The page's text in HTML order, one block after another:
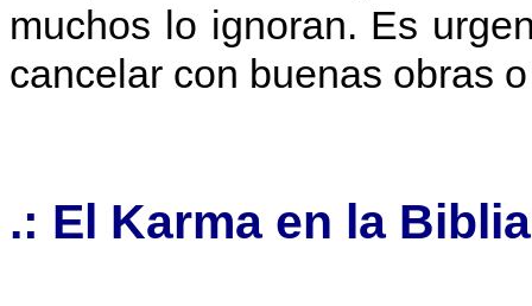
muchos lo ignoran. Es
cancelar con buenas obras
.: El Karma en la